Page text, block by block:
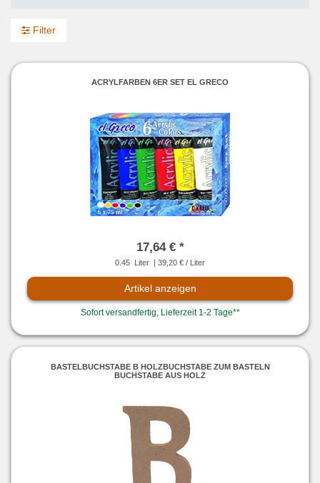
Filter
ACRYLFARBEN 6ER SET EL GRECO
17,64 € *
0.45 Liter | 39,20 € / Liter
Artikel anzeigen
Sofort versandfertig, Lieferzeit 1-2 Tage**
BASTELBUCHSTABE B HOLZBUCHSTABE ZUM BASTELN
BUCHSTABE AUS HOLZ